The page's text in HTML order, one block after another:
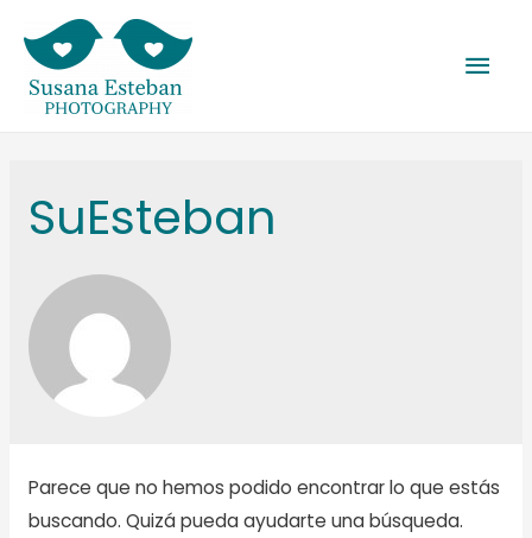
SuEsteban
Parece que no hemos podido encontrar lo que estás
buscando. Quizá pueda ayudarte una búsqueda.